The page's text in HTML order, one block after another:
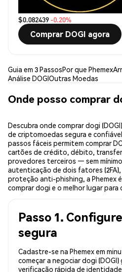
$0.082439 -0.20%
Comprar DOGI agora
Guia em 3 PassosPor que Phemex
Análise DOGIOutras Moedas
Onde posso comprar
Descubra onde comprar dogi
de criptomoedas segura e
passos fáceis permitem comprar
cartões de crédito, débito,
provedores terceiros — sem
autenticação de dois fatores
proteção anti-phishing, a Phemex
comprar dogi e o melhor lugar para
Passo 1.
segura
Cadastre-se na Phemex em
começar a negociar dogi
verificação rápida de